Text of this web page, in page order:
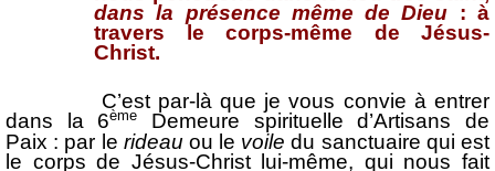
dans la présence même de Dieu : à
travers le corps-même de Jésus-
Christ.
C’est par-là que je vous convie à entrer
dans la 6ème
Demeure spirituelle d’Artisans de
Paix : par le rideau ou le voile du sanctuaire qui est
le corps de Jésus-Christ lui-même, qui nous fait